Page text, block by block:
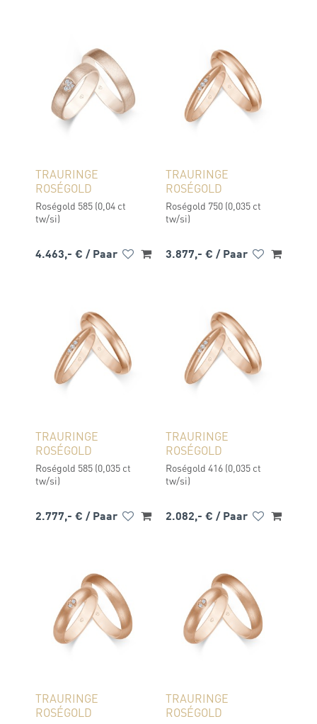
TRAURINGE
ROSÉGOLD
Roségold 585 (0,04 ct
tw/si)
4.463,- € / Paar
TRAURINGE
ROSÉGOLD
Roségold 750 (0,035 ct
tw/si)
3.877,- € / Paar
TRAURINGE
ROSÉGOLD
Roségold 585 (0,035 ct
tw/si)
2.777,- € / Paar
TRAURINGE
ROSÉGOLD
Roségold 416 (0,035 ct
tw/si)
2.082,- € / Paar
TRAURINGE
ROSÉGOLD
TRAURINGE
ROSÉGOLD